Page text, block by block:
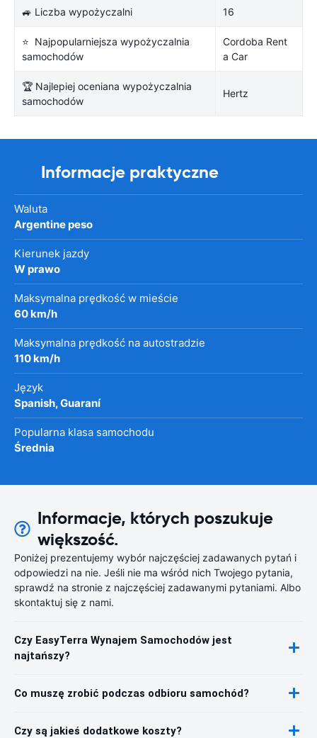
🚙 Liczba wypożyczalni 16
⭐ Najpopularniejsza wypożyczalnia
samochodów
Cordoba Rent
a Car
🏆 Najlepiej oceniana wypożyczalnia
samochodów
Hertz
Informacje praktyczne
Waluta
Argentine peso
Kierunek jazdy
W prawo
Maksymalna prędkość w mieście
60 km/h
Maksymalna prędkość na autostradzie
110 km/h
Język
Spanish, Guaraní
Popularna klasa samochodu
Średnia
Informacje, których poszukuje
większość.
Poniżej prezentujemy wybór najczęściej zadawanych pytań i
odpowiedzi na nie. Jeśli nie ma wśród nich Twojego pytania,
sprawdź na stronie z najczęściej zadawanymi pytaniami. Albo
skontaktuj się z nami.
Czy EasyTerra Wynajem Samochodów jest
najtańszy?
Co muszę zrobić podczas odbioru samochód?
Czy są jakieś dodatkowe koszty?